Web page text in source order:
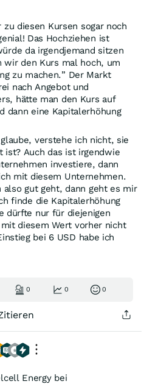
diesen Kursen sogar noch
Das Hochziehen ist
da irgendjemand sitzen
wir den Kurs mal hoch, um
zu machen.” Der Markt
nach Angebot und
hätte man den Kurs auf
dann eine Kapitalerhöhung
auch niemand den
der ausgebenen
auch selbst? Genial
Aktionäre oder für Leute
und wenn ja Long oder
verstehe ich nicht, sie
ist? Auch das ist irgendwie
investiere, dann
mit diesem Unternehmen.
also gut geht, dann geht es mir
finde die Kapitalerhöhung
dürfte nur für diejenigen
diesem Wert vorher nicht
bei 6 USD habe ich
0 0 0
Energy bei